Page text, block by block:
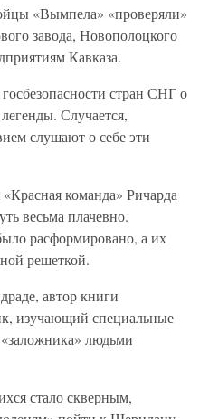
«Вымпела» «проверяли»
завода, Новополоцкого
Кавказа.
стран СНГ о
Случается,
слушают о себе эти
команда» Ричарда
весьма плачевно.
расформировано, а их
решеткой.
автор книги
изучающий специальные
людьми
стало скверным,